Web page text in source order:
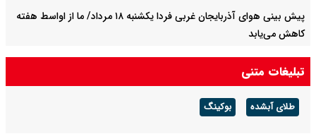
پیش بینی هوای آذربایجان غربی فردا یکشنبه ۱۸ مرداد/ ما از اواسط هفته
کاهش می‌یابد
ارتفاعات
فولاد مبارکه در سال سخت ۱۴۰۴ رکورد تاریخی تولید را شکست
تبلیغات متنی
طلای آبشده بوکینگ